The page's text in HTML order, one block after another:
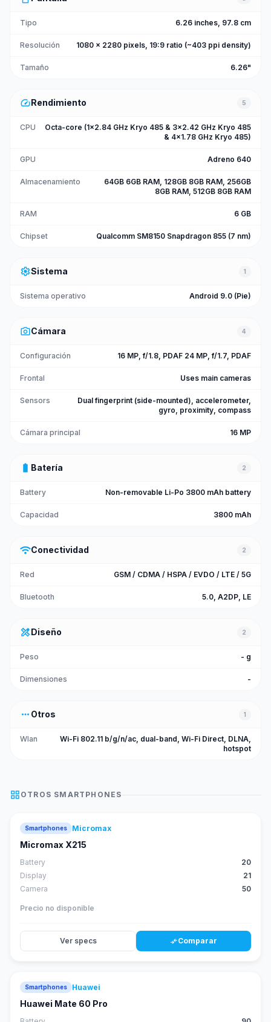
Tipo 6.26 inches, 97.8 cm
Resolución 1080 x 2280 pixels, 19:9 ratio (~403 ppi density)
Tamaño 6.26"
speedRendimiento 5
CPU
Octa-core (1x2.84 GHz Kryo 485 & 3x2.42 GHz Kryo 485
& 4x1.78 GHz Kryo 485)
GPU Adreno 640
Almacenamiento
64GB 6GB RAM, 128GB 8GB RAM, 256GB
8GB RAM, 512GB 8GB RAM
RAM 6 GB
Chipset Qualcomm SM8150 Snapdragon 855 (7 nm)
settingsSistema 1
Sistema operativo Android 9.0 (Pie)
photo_cameraCámara 4
Configuración 16 MP, f/1.8, PDAF 24 MP, f/1.7, PDAF
Frontal Uses main cameras
Sensors
Dual fingerprint (side-mounted), accelerometer,
gyro, proximity, compass
Cámara principal 16 MP
battery_full Batería 2
Battery Non-removable Li-Po 3800 mAh battery
Capacidad 3800 mAh
wifiConectividad 2
Red GSM / CDMA / HSPA / EVDO / LTE / 5G
Bluetooth 5.0, A2DP, LE
design_servicesDiseño 2
Peso - g
Dimensiones -
more_horiz Otros 1
Wlan
Wi-Fi 802.11 b/g/n/ac, dual-band, Wi-Fi Direct, DLNA,
hotspot
grid_view OTROS SMARTPHONES
Smartphones Micromax
Micromax X215
Battery
20
Display
21
Camera
50
Precio no disponible
Ver specs compare_arrowsComparar
Smartphones Huawei
Huawei Mate 60 Pro